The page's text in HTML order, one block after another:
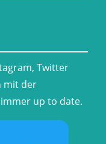
Twitter
mit der
up to date.